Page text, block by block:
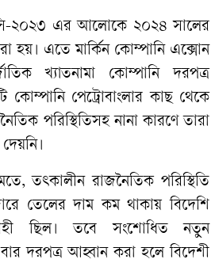
২০২৩ এর আলোকে ২০২৪ সালের
হয়। এতে মার্কিন কোম্পানি এক্সোন
খ্যাতনামা কোম্পানি দরপত্র
কোম্পানি পেট্রোবাংলার কাছ থেকে
পরিস্থিতিসহ নানা কারণে তারা
তৎকালীন রাজনৈতিক পরিস্থিতি
তেলের দাম কম থাকায় বিদেশি
ছিল। তবে সংশোধিত নতুন
দরপত্র আহ্বান করা হলে বিদেশী